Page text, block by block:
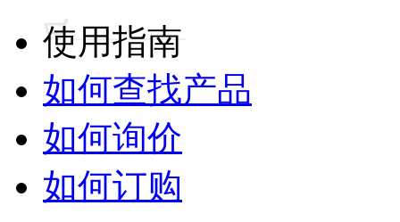
使用指南
如何查找产品
如何询价
如何订购